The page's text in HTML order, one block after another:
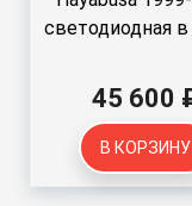
светодиодная
45 600
В КОРЗИНУ